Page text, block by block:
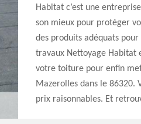
Habitat c’est une
son mieux pour protéger
des produits adéquats
travaux Nettoyage Habitat
votre toiture pour enfin
Mazerolles dans le 86320.
prix raisonnables. Et